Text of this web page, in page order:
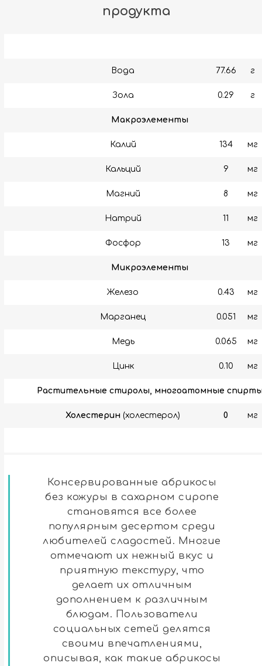
продукта
Вода 77.66 г
Зола 0.29 г
Макроэлементы
Калий 134 мг
Кальций 9 мг
Магний 8 мг
Натрий 11 мг
Фосфор 13 мг
Микроэлементы
Железо 0.43 мг
Марганец 0.051 мг
Медь 0.065 мг
Цинк 0.10 мг
Растительные стиролы, многоатомные
Холестерин (холестерол) 0 мг
Консервированные абрикосы
без кожуры в сахарном сиропе
становятся все более
популярным десертом среди
любителей сладостей. Многие
отмечают их нежный вкус и
приятную текстуру, что
делает их отличным
дополнением к различным
блюдам. Пользователи
социальных сетей делятся
своими впечатлениями,
описывая, как такие абрикосы